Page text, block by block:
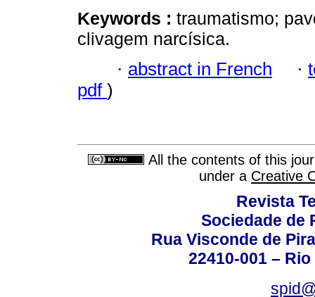
Keywords : traumatismo;
clivagem narcísica.
· abstract in French ·
pdf )
All the contents of this
under a Creative
Revista
Sociedade de
Rua Visconde de
22410-001 –